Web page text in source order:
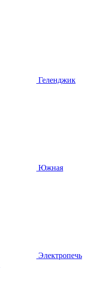
Геленджик
Южная
Электропечь